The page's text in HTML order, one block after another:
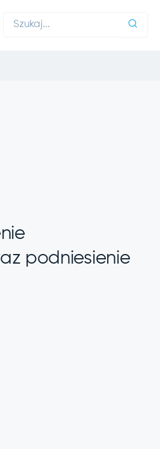
podniesienie